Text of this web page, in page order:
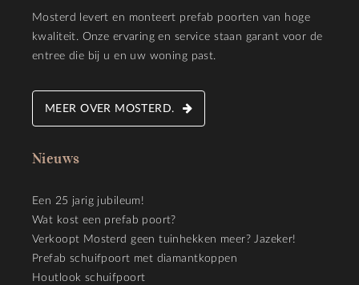
Mosterd levert en monteert prefab poorten van hoge
kwaliteit. Onze ervaring en service staan garant voor de
entree die bij u en uw woning past.
MEER OVER MOSTERD.
Nieuws
Een 25 jarig jubileum!
Wat kost een prefab poort?
Verkoopt Mosterd geen tuinhekken meer? Jazeker!
Prefab schuifpoort met diamantkoppen
Houtlook schuifpoort